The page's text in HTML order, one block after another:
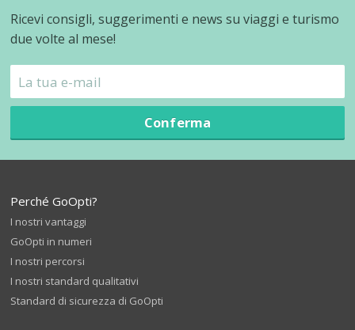
Ricevi consigli, suggerimenti e news su viaggi e turismo
due volte al mese!
Conferma
Perché GoOpti?
I nostri vantaggi
GoOpti in numeri
I nostri percorsi
I nostri standard qualitativi
Standard di sicurezza di GoOpti